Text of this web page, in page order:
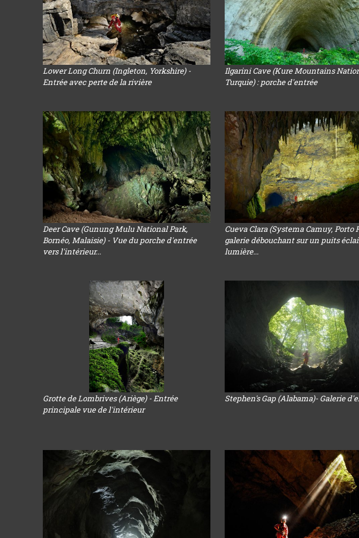
Lower Long Churn (Ingleton, Yorkshire) -
Entrée avec perte de la rivière
Ilgarini Cave (Kure Mountains
Turquie) : porche d'entrée
Deer Cave (Gunung Mulu National Park,
Bornéo, Malaisie) - Vue du porche d'entrée
vers l'intérieur...
Cueva Clara (Systema Camuy, Porto
galerie débouchant sur un puits
lumière...
Grotte de Lombrives (Ariège) - Entrée
principale vue de l'intérieur
Stephen's Gap (Alabama)- Galerie